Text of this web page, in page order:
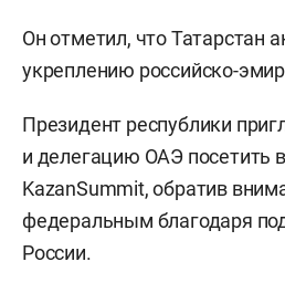
Он отметил, что Татарстан
укреплению российско-
Президент республики
и делегацию ОАЭ посетить
KazanSummit, обратив
федеральным благодаря
России.